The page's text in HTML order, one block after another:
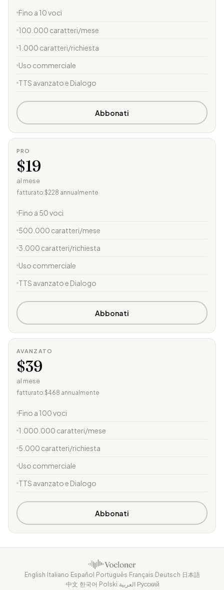
Fino a 10 voci
100.000 caratteri/mese
1.000 caratteri/richiesta
Uso commerciale
TTS avanzato e Dialogo
Abbonati
PRO
$19
al mese
fatturato $228 annualmente
Fino a 50 voci
500.000 caratteri/mese
3.000 caratteri/richiesta
Uso commerciale
TTS avanzato e Dialogo
Abbonati
AVANZATO
$39
al mese
fatturato $468 annualmente
Fino a 100 voci
1.000.000 caratteri/mese
5.000 caratteri/richiesta
Uso commerciale
TTS avanzato e Dialogo
Abbonati
English· Italiano· Español · Português· Français· Deutsch· 日本語
·中文·한국어 · Polski·العربية·Русский